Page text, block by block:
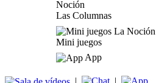
Las Columnas
Mini juegos
App
| |